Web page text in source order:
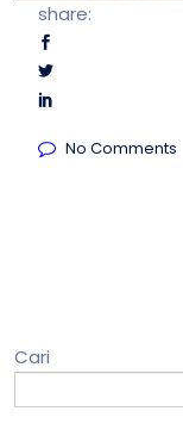
share:
No Comments
Cari